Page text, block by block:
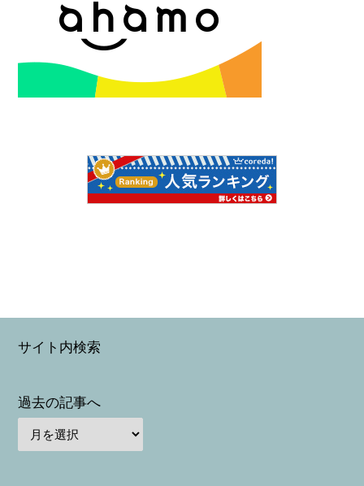
サイト内検索
過去の記事へ